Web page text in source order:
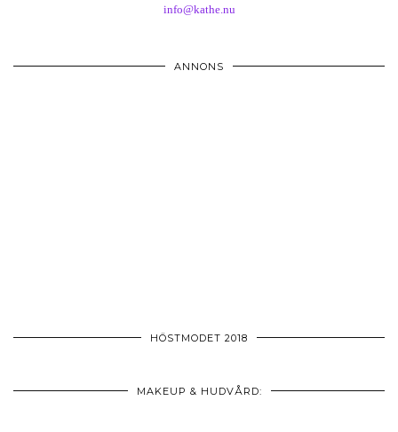
info@kathe.nu
ANNONS
HÖSTMODET 2018
MAKEUP & HUDVÅRD: